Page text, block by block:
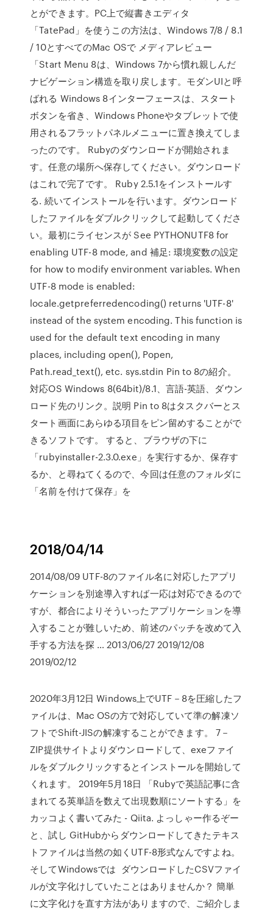
とができます。PC上で縦書きエディタ
「TatePad」を使うこの方法は、Windows 7/8 / 8.1
/ 10とすべてのMac OSで メディアレビュー
「Start Menu 8は、Windows 7から慣れ親しんだ
ナビゲーション構造を取り戻します。モダンUIと呼
ばれる Windows 8インターフェースは、スタート
ボタンを省き、Windows Phoneやタブレットで使
用されるフラットパネルメニューに置き換えてしま
ったのです。 Rubyのダウンロードが開始されま
す。任意の場所へ保存してください。ダウンロード
はこれで完了です。 Ruby 2.5.1をインストールす
る. 続いてインストールを行います。ダウンロード
したファイルをダブルクリックして起動してくださ
い。最初にライセンスが See PYTHONUTF8 for
enabling UTF-8 mode, and 補足: 環境変数の設定
for how to modify environment variables. When
UTF-8 mode is enabled:
locale.getpreferredencoding() returns 'UTF-8'
instead of the system encoding. This function is
used for the default text encoding in many
places, including open(), Popen,
Path.read_text(), etc. sys.stdin Pin to 8の紹介。
対応OS Windows 8(64bit)/8.1、言語-英語、ダウン
ロード先のリンク。説明 Pin to 8はタスクバーとス
タート画面にあらゆる項目をピン留めすることがで
きるソフトです。 すると、ブラウザの下に
「rubyinstaller-2.3.0.exe」を実行するか、保存す
るか、と尋ねてくるので、今回は任意のフォルダに
「名前を付けて保存」を
2018/04/14
2014/08/09 UTF-8のファイル名に対応したアプリ
ケーションを別途導入すれば一応は対応できるので
すが、都合によりそういったアプリケーションを導
入することが難しいため、前述のパッチを改めて入
手する方法を探 … 2013/06/27 2019/12/08
2019/02/12
2020年3月12日 Windows上でUTF－8を圧縮したフ
ァイルは、Mac OSの方で対応していて準の解凍ソ
フトでShift-JISの解凍することができます。 7－
ZIP提供サイトよりダウンロードして、exeファイ
ルをダブルクリックするとインストールを開始して
くれます。 2019年5月18日 「Rubyで英語記事に含
まれてる英単語を数えて出現数順にソートする」を
カッコよく書いてみた - Qiita. よっしゃー作るぞー
と、試し GitHubからダウンロードしてきたテキス
トファイルは当然の如くUTF-8形式なんですよね。
そしてWindowsでは ダウンロードしたCSVファイ
ルが文字化けしていたことはありませんか？ 簡単
に文字化けを直す方法がありますので、ご紹介しま